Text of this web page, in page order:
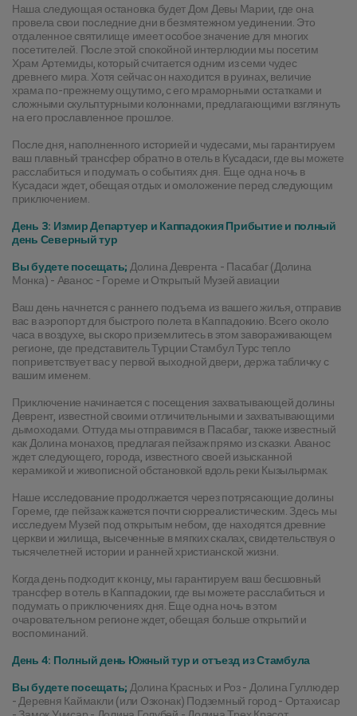
Наша следующая остановка будет Дом Девы Марии, где она
провела свои последние дни в безмятежном уединении. Это
отдаленное святилище имеет особое значение для многих
посетителей. После этой спокойной интерлюдии мы посетим
Храм Артемиды, который считается одним из семи чудес
древнего мира. Хотя сейчас он находится в руинах, величие
храма по-прежнему ощутимо, с его мраморными остатками и
сложными скульптурными колоннами, предлагающими взглянуть
на его прославленное прошлое.
После дня, наполненного историей и чудесами, мы гарантируем
ваш плавный трансфер обратно в отель в Кусадаси, где вы можете
расслабиться и подумать о событиях дня. Еще одна ночь в
Кусадаси ждет, обещая отдых и омоложение перед следующим
приключением.
День 3: Измир Департуер и Каппадокия Прибытие и полный
день Северный тур
Вы будете посещать; Долина Деврента - Пасабаг (Долина
Монка) - Аванос - Гореме и Открытый Музей авиации
Ваш день начнется с раннего подъема из вашего жилья, отправив
вас в аэропорт для быстрого полета в Каппадокию. Всего около
часа в воздухе, вы скоро приземлитесь в этом завораживающем
регионе, где представитель Турции Стамбул Турс тепло
поприветствует вас у первой выходной двери, держа табличку с
вашим именем.
Приключение начинается с посещения захватывающей долины
Деврент, известной своими отличительными и захватывающими
дымоходами. Оттуда мы отправимся в Пасабаг, также известный
как Долина монахов, предлагая пейзаж прямо из сказки. Аванос
ждет следующего, города, известного своей изысканной
керамикой и живописной обстановкой вдоль реки Кызылырмак.
Наше исследование продолжается через потрясающие долины
Гореме, где пейзаж кажется почти сюрреалистическим. Здесь мы
исследуем Музей под открытым небом, где находятся древние
церкви и жилища, высеченные в мягких скалах, свидетельствуя о
тысячелетней истории и ранней христианской жизни.
Когда день подходит к концу, мы гарантируем ваш бесшовный
трансфер в отель в Каппадокии, где вы можете расслабиться и
подумать о приключениях дня. Еще одна ночь в этом
очаровательном регионе ждет, обещая больше открытий и
воспоминаний.
День 4: Полный день Южный тур и отъезд из Стамбула
Вы будете посещать; Долина Красных и Роз - Долина Гуллюдер
- Деревня Каймакли (или Озконак) Подземный город - Ортахисар